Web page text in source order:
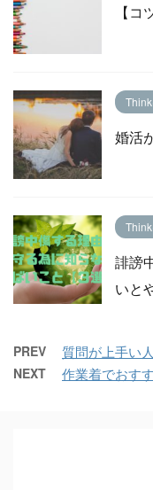
【
婚活
誹謗
いと
PREV 質問が上手い
NEXT 作業着でおす